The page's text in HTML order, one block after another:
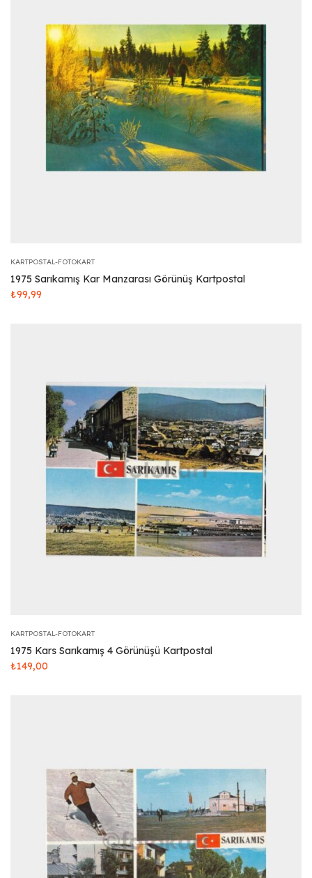
KARTPOSTAL-FOTOKART
1975 Sarıkamış Kar Manzarası Görünüş Kartpostal
₺99,99
KARTPOSTAL-FOTOKART
1975 Kars Sarıkamış 4 Görünüşü Kartpostal
₺149,00